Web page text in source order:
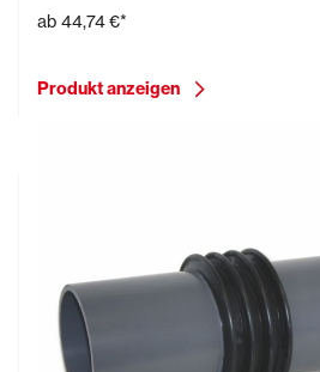
ab 44,74 €*
Produkt anzeigen